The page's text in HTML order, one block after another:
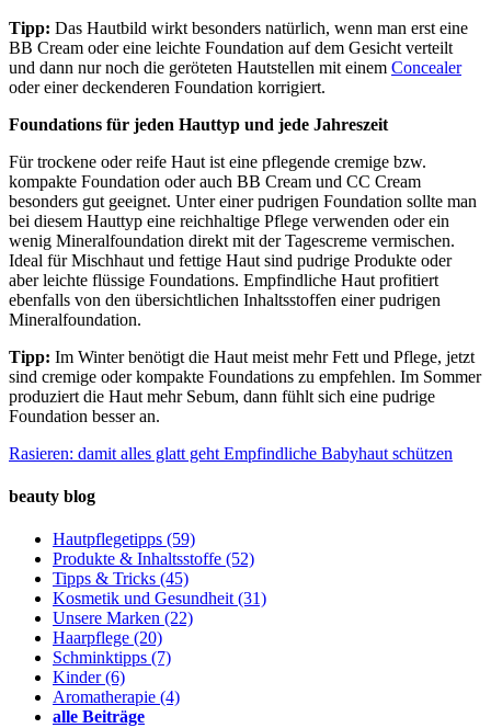
Tipp: Das Hautbild wirkt besonders natürlich, wenn man erst eine
BB Cream oder eine leichte Foundation auf dem Gesicht verteilt
und dann nur noch die geröteten Hautstellen mit einem Concealer
oder einer deckenderen Foundation korrigiert.
Foundations für jeden Hauttyp und jede Jahreszeit
Für trockene oder reife Haut ist eine pflegende cremige bzw.
kompakte Foundation oder auch BB Cream und CC Cream
besonders gut geeignet. Unter einer pudrigen Foundation sollte man
bei diesem Hauttyp eine reichhaltige Pflege verwenden oder ein
wenig Mineralfoundation direkt mit der Tagescreme vermischen.
Ideal für Mischhaut und fettige Haut sind pudrige Produkte oder
aber leichte flüssige Foundations. Empfindliche Haut profitiert
ebenfalls von den übersichtlichen Inhaltsstoffen einer pudrigen
Mineralfoundation.
Tipp: Im Winter benötigt die Haut meist mehr Fett und Pflege, jetzt
sind cremige oder kompakte Foundations zu empfehlen. Im Sommer
produziert die Haut mehr Sebum, dann fühlt sich eine pudrige
Foundation besser an.
Rasieren: damit alles glatt geht Empfindliche Babyhaut schützen
beauty blog
Hautpflegetipps (59)
Produkte & Inhaltsstoffe (52)
Tipps & Tricks (45)
Kosmetik und Gesundheit(31)
Unsere Marken (22)
Haarpflege (20)
Schminktipps (7)
Kinder(6)
Aromatherapie (4)
alle Beiträge